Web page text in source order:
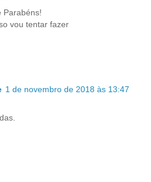
Parabéns!
vou tentar fazer
1 de novembro de 2018 às 13:47